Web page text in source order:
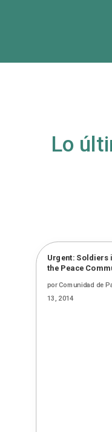
Lo
Urgent: Soldiers
the Peace
porComunidad de
13, 2014